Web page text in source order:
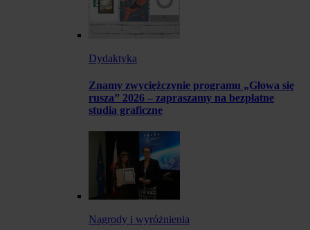
Dydaktyka
Znamy zwyciężczynie programu „Głowa się
rusza” 2026 – zapraszamy na bezpłatne
studia graficzne
Nagrody i wyróżnienia